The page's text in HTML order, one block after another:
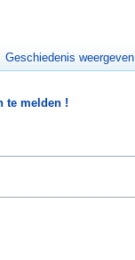
te melden !
Geschiedenis weergeven